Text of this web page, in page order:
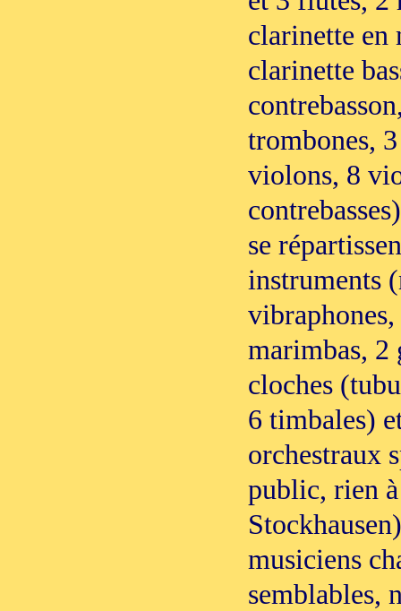
clarinette en
clarinette
trombones,
violons, 8
se
instruments
marimbas, 2
cloches
6 timbales)
orchestraux
public, rien
musiciens
semblables,